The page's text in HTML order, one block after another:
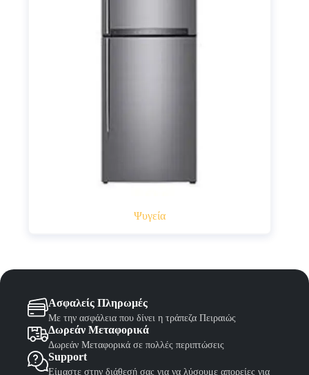
Ψυγεία
Ασφαλείς Πληρωμές
Με την ασφάλεια που δίνει η τράπεζα Πειραιώς
Δωρεάν Μεταφορικά
Δωρεάν Μεταφορικά σε πολλές περιπτώσεις
Support
Είμαστε στην διάθεσή σας για να λύσουμε απορείες για